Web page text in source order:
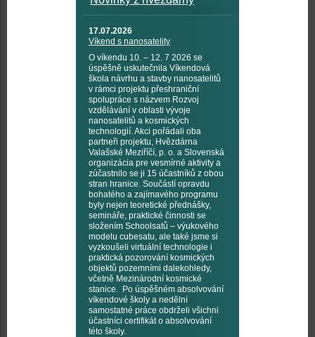
17.07.2026
Víkend s nanosatelity
O víkendu 10. – 12. 7 2026 se
úspěšně uskutečnila Víkendová
škola návrhu a stavby nanosatelitů
v rámci projektu přeshraniční
spolupráce s názvem Rozvoj
vzdělávání v oblasti vývoje
nanosatelitů a kosmických
technologií. Akci pořádali oba
partneři projektu, Hvězdárna
Valašské Meziříčí, p. o. a Slovenská
organizácia pre vesmírné aktivity a
zúčastnilo se ji 15 účastníků z obou
stran hranice. Součástí opravdu
bohatého a zajímavého programu
byly nejen teoretické přednášky,
semináře, praktické činnosti se
složením Schoolsatů – výukového
modelu cubesatu, ale také jsme si
vyzkoušeli virtuální technologie i
praktická pozorování kosmických
objektů pozemními dalekohledy,
včetně Mezinárodní kosmické
stanice. Po úspěšném absolvování
víkendové školy a nedělní
samostatné práce obdrželi všichni
účastníci certifikát o absolvování
této školy.